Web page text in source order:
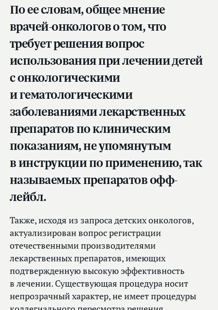
По ее словам, общее мнение
врачей-онкологов о том, что
требует решения вопрос
использования при лечении детей
с онкологическими
и гематологическими
заболеваниями лекарственных
препаратов по клиническим
показаниям, не упомянутым
в инструкции по применению, так
называемых препаратов офф-
лейбл.
Также, исходя из запроса детских онкологов,
актуализирован вопрос регистрации
отечественными производителями
лекарственных препаратов, имеющих
подтвержденную высокую эффективность
в лечении. Существующая процедура носит
непрозрачный характер, не имеет процедуры